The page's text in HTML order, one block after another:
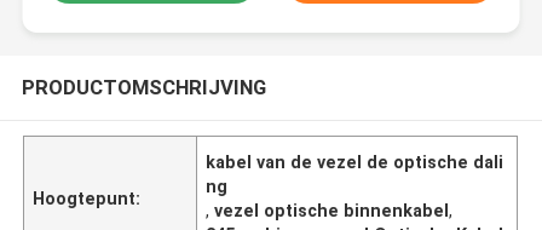
PRODUCTOMSCHRIJVING
Hoogtepunt:
kabel van de vezel de optische dali
ng
,vezel optische binnenkabel,